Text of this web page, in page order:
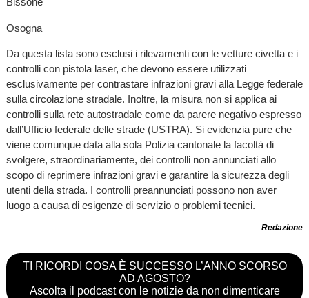
Osogna
Da questa lista sono esclusi i rilevamenti con le vetture civetta e i
controlli con pistola laser, che devono essere utilizzati
esclusivamente per contrastare infrazioni gravi alla Legge federale
sulla circolazione stradale. Inoltre, la misura non si applica ai
controlli sulla rete autostradale come da parere negativo espresso
dall’Ufficio federale delle strade (USTRA). Si evidenzia pure che
viene comunque data alla sola Polizia cantonale la facoltà di
svolgere, straordinariamente, dei controlli non annunciati allo
scopo di reprimere infrazioni gravi e garantire la sicurezza degli
utenti della strada. I controlli preannunciati possono non aver
luogo a causa di esigenze di servizio o problemi tecnici.
Redazione
TI RICORDI COSA È SUCCESSO L’ANNO SCORSO
AD AGOSTO?
Ascolta il podcast con le notizie da non dimenticare